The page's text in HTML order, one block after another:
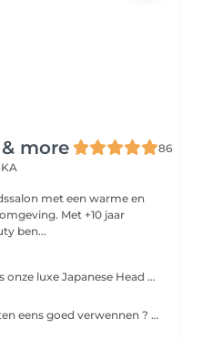
more
86
met een warme en
Met +10 jaar
ben...
Ervaar diepe ontspanning tijdens onze luxe Japanese Head Spa behandeling een unieke wellness ervaring voor hoofdhuid, haar en geest. In een warme rustgevende setting met kaarslicht en luxe professionele producten wordt de hoofdhuid diep gereinigd, verzorgd en gemasseerd terwijl spanning in hoofd, nek en schouders volledig mag loslaten. De behandeling bestaat uit een scalp analyse, ontspannende hoofd-, nek- en decolleté massage, dieptereiniging, scalp scrub, luxe haarverzorging, stoomritueel, masker en een professionele blowdry & styling. Geschikt voor vrijwel alle haar- en hoofdhuidtypes, inclusief gekleurd haar. Diepe ontspanning Frisse gezonde hoofdhuid Zijdezacht glanzend haar Een echt selfcare moment Deluxe Head Spa & Facial Ritual Onze ultieme selfcare experience waarbij de Japanese Head Spa wordt gecombineerd met een luxe facial behandeling. Inclusief reiniging, masker, massage en volledige head spa ritual voor totale ontspanning van huid, hoofdhuid en lichaam. Optioneel uit te breiden met Red Light Therapy.
Wilt u wat meer luxe en uw voeten eens goed verwennen ? kies dan voor de SPA PEDICURE! tijdens deze behandeling ondergaat u de standaard pedicure en meer. hier geniet u extra lang van de meest lekker ruikende bessen \ pepermunt verwerkt in een super zacht makende scrub , masker en massage en LOS bij te boeken voetenbad massage ook uiteraard eventueel af te sluiten met een mooie gellac